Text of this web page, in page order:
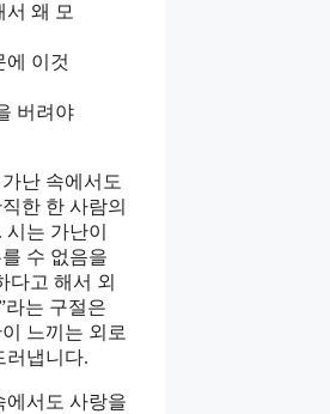
서 왜 모
에 이것
버려야
난 속에서도
한 한 사람의
는 가난이
수 없음을
다고 해서 외
라는 구절은
느끼는 외로
러냅니다.
에서도 사랑을